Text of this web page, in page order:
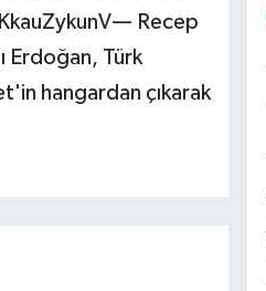
Recep
Erdoğan, Türk
hangardan çıkarak